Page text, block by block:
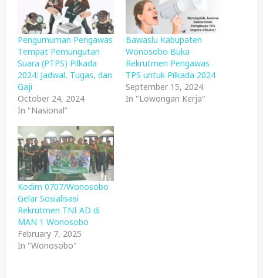
Pengumuman Pengawas
Tempat Pemungutan
Suara (PTPS) Pilkada
2024: Jadwal, Tugas, dan
Gaji
October 24, 2024
In "Nasional"
Bawaslu Kabupaten
Wonosobo Buka
Rekrutmen Pengawas
TPS untuk Pilkada 2024
September 15, 2024
In "Lowongan Kerja"
Kodim 0707/Wonosobo
Gelar Sosialisasi
Rekrutmen TNI AD di
MAN 1 Wonosobo
February 7, 2025
In "Wonosobo"